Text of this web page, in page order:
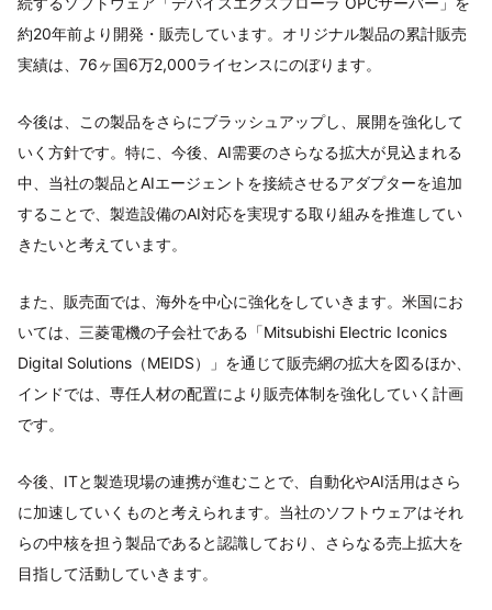
約20年前より開発・販売しています。オリジナル製品の累計販売
実績は、76ヶ国6万2,000ライセンスにのぼります。
今後は、この製品をさらにブラッシュアップし、展開を強化して
いく方針です。特に、今後、AI需要のさらなる拡大が見込まれる
中、当社の製品とAIエージェントを接続させるアダプターを追加
することで、製造設備のAI対応を実現する取り組みを推進してい
きたいと考えています。
また、販売面では、海外を中心に強化をしていきます。米国にお
いては、三菱電機の子会社である「Mitsubishi Electric Iconics
Digital Solutions（MEIDS）」を通じて販売網の拡大を図るほか、
インドでは、専任人材の配置により販売体制を強化していく計画
です。
今後、ITと製造現場の連携が進むことで、自動化やAI活用はさら
に加速していくものと考えられます。当社のソフトウェアはそれ
らの中核を担う製品であると認識しており、さらなる売上拡大を
目指して活動していきます。